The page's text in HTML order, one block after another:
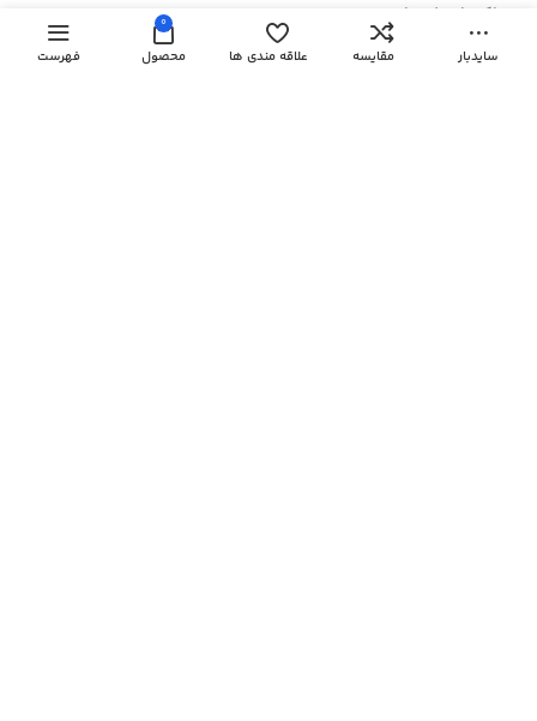
داکت اسپلیت اینورتر
داکت اسپلیت On-Off
سایدبار مقایسه علاقه مندی ها
0
محصول فهرست